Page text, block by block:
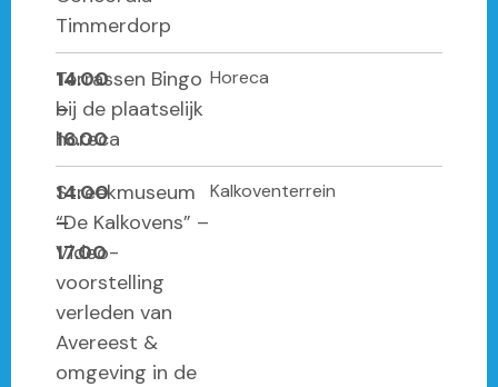
Timmerdorp
14.00
–
16.00
Terrassen Bingo
bij de plaatselijk
horeca
Horeca
14.00
–
17.00
Streekmuseum
“De Kalkovens” –
Video-
voorstelling
verleden van
Avereest &
omgeving in de
Kalkoventerrein